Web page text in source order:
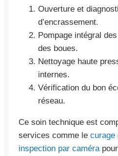
Ouverture et
d’encrassement.
Pompage intégral
des boues.
Nettoyage haute
internes.
Vérification du bon
réseau.
Ce soin technique est
services comme le curage
inspection par caméra